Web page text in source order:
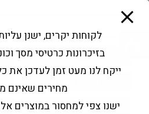
פתח סרגל נגישות
Products
search
החשבון שלי
לקוחות יקרים, ישנן
בזיכרונות כרטיסי מסך
ייקח לנו מעט זמן לעדכן את
מחירים שאינם
ישנו צפי למחסור במוצרים